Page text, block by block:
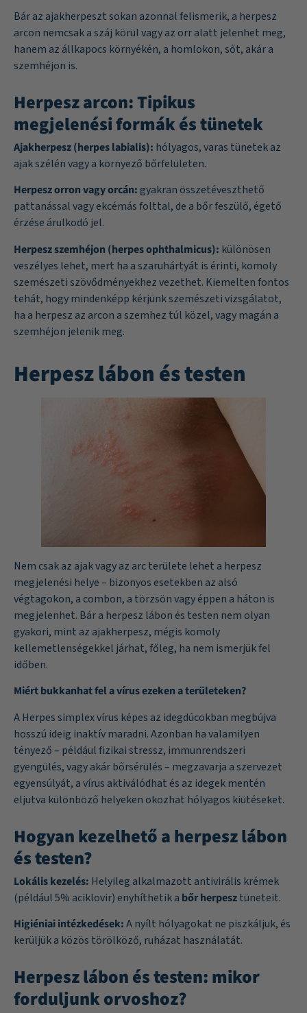
Bár az ajakherpeszt sokan azonnal felismerik, a herpesz
arcon nemcsak a száj körül vagy az orr alatt jelenhet meg,
hanem az állkapocs környékén, a homlokon, sőt, akár a
szemhéjon is.
Herpesz arcon: Tipikus
megjelenési formák és tünetek
Ajakherpesz (herpes labialis): hólyagos, varas tünetek az
ajak szélén vagy a környező bőrfelületen.
Herpesz orron vagy orcán: gyakran összetéveszthető
pattanással vagy ekcémás folttal, de a bőr feszülő, égető
érzése árulkodó jel.
Herpesz szemhéjon (herpes ophthalmicus): különösen
veszélyes lehet, mert ha a szaruhártyát is érinti, komoly
szemészeti szövődményekhez vezethet. Kiemelten fontos
tehát, hogy mindenképp kérjünk szemészeti vizsgálatot,
ha a herpesz az arcon a szemhez túl közel, vagy magán a
szemhéjon jelenik meg.
Herpesz lábon és testen
Nem csak az ajak vagy az arc területe lehet a herpesz
megjelenési helye – bizonyos esetekben az alsó
végtagokon, a combon, a törzsön vagy éppen a háton is
megjelenhet. Bár a herpesz lábon és testen nem olyan
gyakori, mint az ajakherpesz, mégis komoly
kellemetlenségekkel járhat, főleg, ha nem ismerjük fel
időben.
Miért bukkanhat fel a vírus ezeken a területeken?
A Herpes simplex vírus képes az idegdúcokban megbújva
hosszú ideig inaktív maradni. Azonban ha valamilyen
tényező – például fizikai stressz, immunrendszeri
gyengülés, vagy akár bőrsérülés – megzavarja a szervezet
egyensúlyát, a vírus aktiválódhat és az idegek mentén
eljutva különböző helyeken okozhat hólyagos kiütéseket.
Hogyan kezelhető a herpesz lábon
és testen?
Lokális kezelés: Helyileg alkalmazott antivirális krémek
(például 5% aciklovir) enyhíthetik a bőr herpesztüneteit.
Higiéniai intézkedések:A nyílt hólyagokat ne piszkáljuk, és
kerüljük a közös törölköző, ruházat használatát.
Herpesz lábon és testen: mikor
forduljunk orvoshoz?